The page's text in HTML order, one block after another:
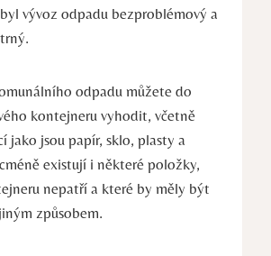
vývoz odpadu bezproblémový a
odpadu můžete do
kontejneru vyhodit, včetně
jako jsou papír, sklo, plasty a
existují i některé položky,
nepatří a které by měly být
způsobem.